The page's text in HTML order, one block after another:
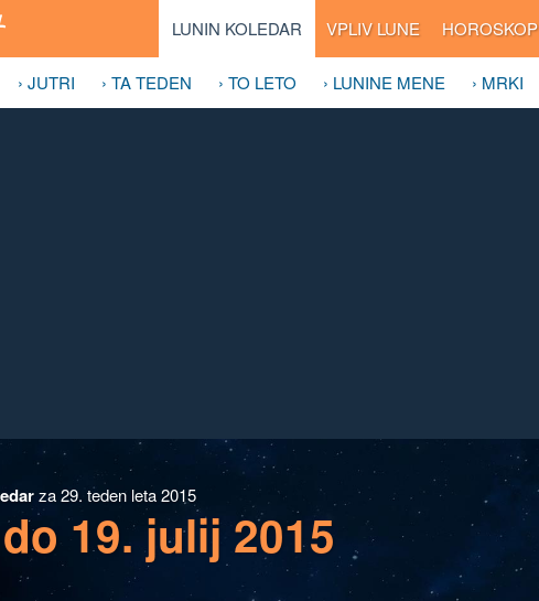
LUNIN KOLEDAR VPLIV LUNE HOROSKOP
› JUTRI › TA TEDEN › TO LETO › LUNINE MENE › MRKI
za 29. teden leta 2015
19. julij 2015